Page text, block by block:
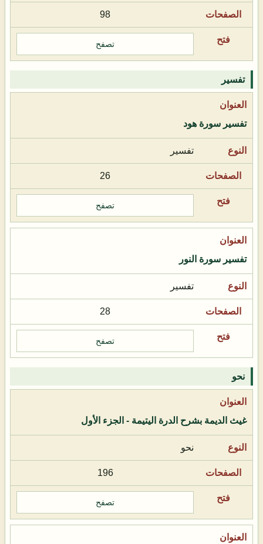
98
تصفح
تفسير
تفسير سورة هود
تفسير
26
تصفح
تفسير سورة النور
تفسير
28
تصفح
نحو
غيث الديمة بشرح الدرة اليتيمة - الجزء الأول
نحو
196
تصفح